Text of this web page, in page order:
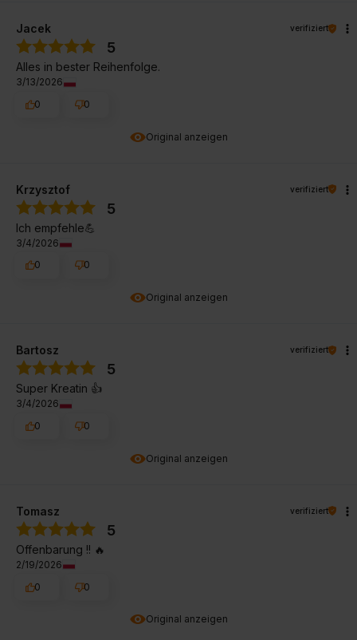
Original anzeigen
Jacek verifiziert
5
Alles in bester Reihenfolge.
3/13/2026
0
0
Original anzeigen
Krzysztof verifiziert
5
Ich empfehle💪
3/4/2026
0
0
Original anzeigen
Bartosz verifiziert
5
Super Kreatin 👍️
3/4/2026
0
0
Original anzeigen
Tomasz verifiziert
5
Offenbarung !! 🔥
2/19/2026
0
0